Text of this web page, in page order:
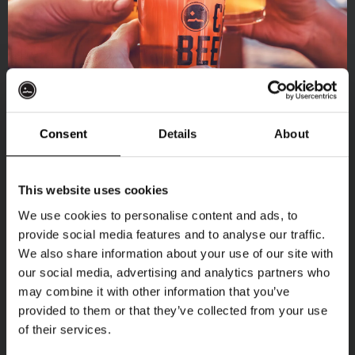
Consent Details About
This website uses cookies
We use cookies to personalise content and ads, to
provide social media features and to analyse our traffic.
We also share information about your use of our site with
our social media, advertising and analytics partners who
may combine it with other information that you’ve
provided to them or that they’ve collected from your use
of their services.
Borrel met vrienden
star Vier verjaardagen, jubilea of vrijgezellenfeesten.
star Gezelligheid gegarandeerd vanaf 15 personen.
star Informele setting met lekkere bieren en bites.
Thuishaven & Binnenhaven
Lees meer
Ontvang 10%
korting
Word lid van de Kompaan-community en schrijf
je in voor onze nieuwsbrief.
Ontvang een persoonlijke eenmalige